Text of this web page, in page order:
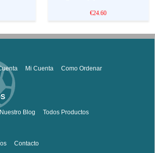
€24.60
Mi Cuenta
Como Ordenar
Nuestro Blog Todos Productos
Contacto